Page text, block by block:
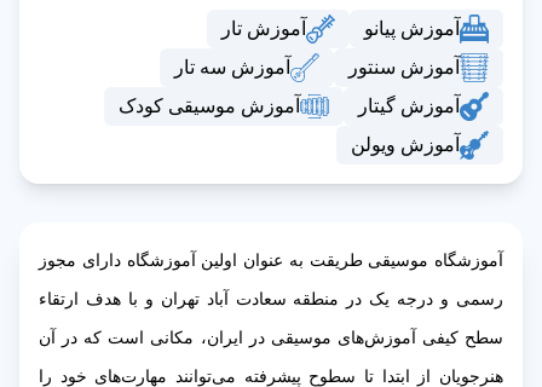
آموزش پیانو
آموزش تار
آموزش سنتور
آموزش سه تار
آموزش گیتار
آموزش موسیقی کودک
آموزش ویولن
آموزشگاه موسیقی طریقت به عنوان اولین آموزشگاه دارای مجوز
رسمی و درجه یک در منطقه سعادت آباد تهران و با هدف ارتقاء
سطح کیفی آموزش‌های موسیقی در ایران، مکانی است که در آن
هنرجویان از ابتدا تا سطوح پیشرفته می‌توانند مهارت‌های خود را